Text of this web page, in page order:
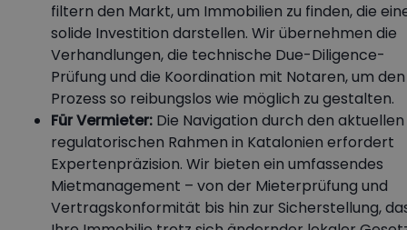
filtern den Markt, um Immobilien zu finden, die
solide Investition darstellen. Wir übernehmen die
Verhandlungen, die technische Due-Diligence-
Prüfung und die Koordination mit Notaren, um den
Prozess so reibungslos wie möglich zu gestalten.
Für Vermieter: Die Navigation durch den aktuellen
regulatorischen Rahmen in Katalonien erfordert
Expertenpräzision. Wir bieten ein umfassendes
Mietmanagement – von der Mieterprüfung und
Vertragskonformität bis hin zur Sicherstellung,